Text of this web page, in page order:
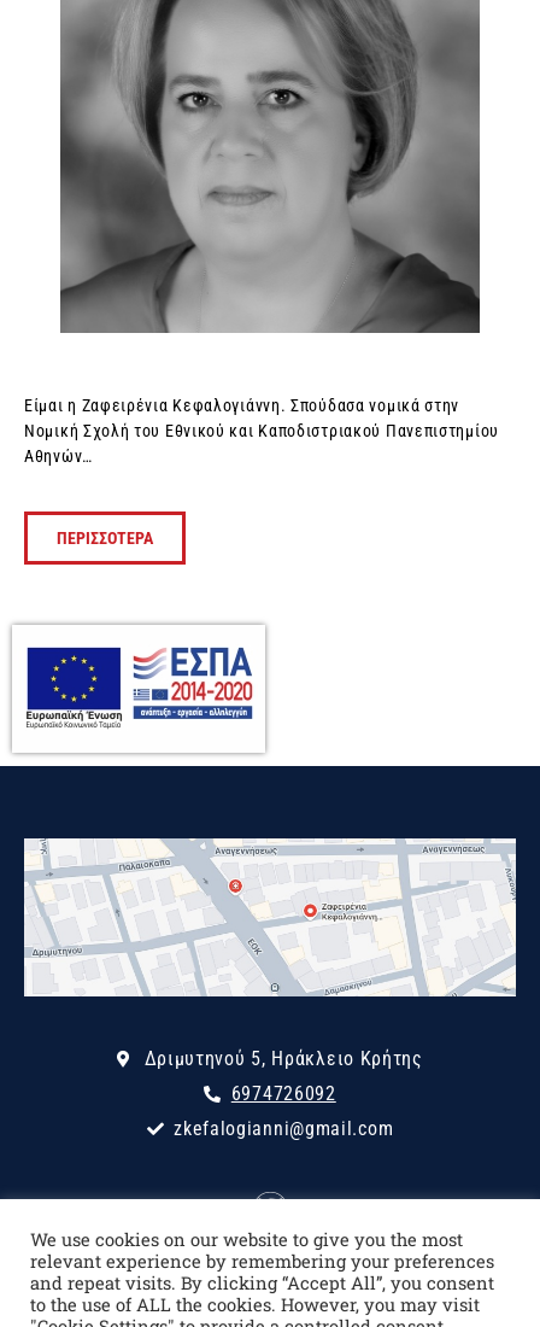
Είμαι η Ζαφειρένια Κεφαλογιάννη. Σπούδασα νομικά στην
Νομική Σχολή του Εθνικού και Καποδιστριακού Πανεπιστημίου
Αθηνών…
ΠΕΡΙΣΣΟΤΕΡΑ
© 2020 – diamesolavisicrete.gr | All rights reserved |Privacy Policy
Δριμυτηνού 5, Ηράκλειο Κρήτης
6974726092
zkefalogianni@gmail.com
We use cookies on our website to give you the most
relevant experience by remembering your preferences
and repeat visits. By clicking “Accept All”, you consent
to the use of ALL the cookies. However, you may visit